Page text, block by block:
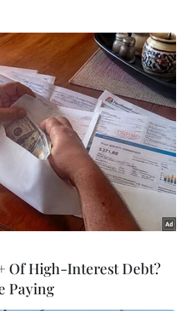
#rà soát nhân viên y tế
chức năng
#Bộ Y tế
Of High-Interest Debt?
Paying